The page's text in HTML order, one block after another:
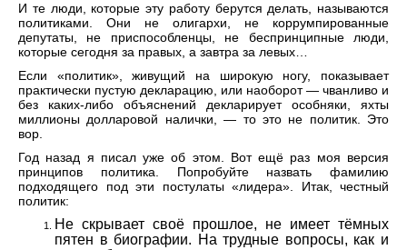
И те люди, которые эту работу берутся делать, называются
политиками. Они не олигархи, не коррумпированные
депутаты, не приспособленцы, не беспринципные люди,
которые сегодня за правых, а завтра за левых…
Если «политик», живущий на широкую ногу, показывает
практически пустую декларацию, или наоборот — чванливо и
без каких-либо объяснений декларирует особняки, яхты
миллионы долларовой налички, — то это не политик. Это
вор.
Год назад я писал уже об этом. Вот ещё раз моя версия
принципов политика. Попробуйте назвать фамилию
подходящего под эти постулаты «лидера». Итак, честный
политик:
Не скрывает своё прошлое, не имеет тёмных
пятен в биографии. На трудные вопросы, как и